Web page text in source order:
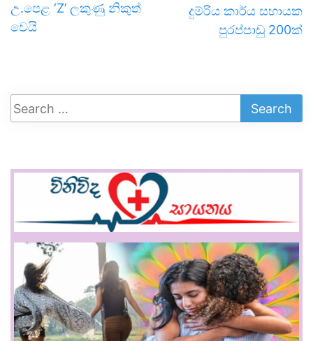
උ.පෙළ ‘Z’ ලකුණු නිකුත්
වෙයි
දුම්රිය කාර්ය සහායක
පුරප්පාඩු 200ක්